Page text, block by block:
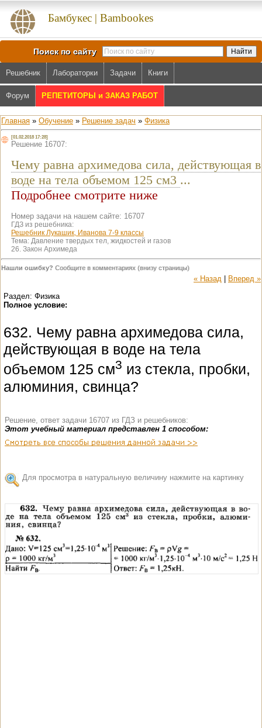
Бамбукес | Bambookes
Поиск по сайту
Решебник Лабораторки Задачи Книги
Форум РЕПЕТИТОРЫ и ЗАКАЗ РАБОТ
Главная » Обучение » Решение задач » Физика
[01.02.2018 17:28]
Решение 16707:
Чему равна архимедова сила, действующая в
воде на тела объемом 125 см3 ...
Подробнее смотрите ниже
Номер задачи на нашем сайте: 16707
ГДЗ из решебника:
Решебник Лукашик, Иванова 7-9 классы
Тема: Давление твердых тел, жидкостей и газов
26. Закон Архимеда
Нашли ошибку? Сообщите в комментариях (внизу страницы)
« Назад
Вперед »
Раздел: Физика
Полное условие:
632. Чему равна архимедова сила,
действующая в воде на тела
объемом 125 см3 из стекла, пробки,
алюминия, свинца?
Решение, ответ задачи 16707 из ГДЗ и решебников:
Этот учебный материал представлен 1 способом:
Для просмотра в натуральную величину нажмите на картинку